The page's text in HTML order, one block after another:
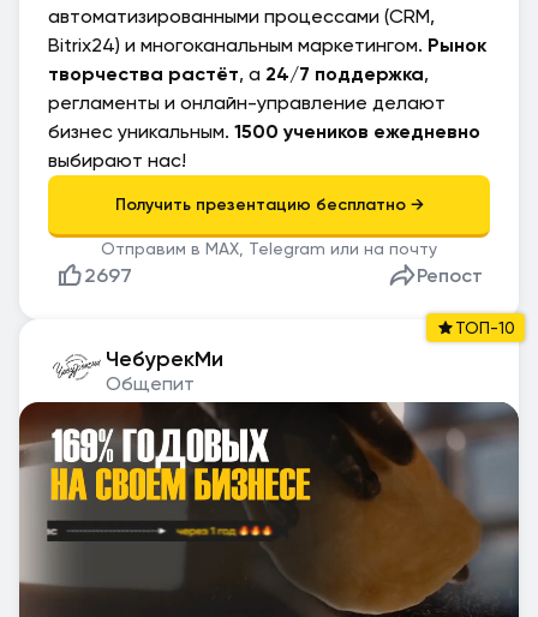
автоматизированными процессами (CRM,
Bitrix24) и многоканальным маркетингом. Рынок
творчества растёт, а 24/7 поддержка,
регламенты и онлайн-управление делают
бизнес уникальным. 1500 учеников ежедневно
выбирают нас!
Отправим в MAX, Telegram или на почту
Репост
2697
ЧебурекМи
Общепит
ТОП-10